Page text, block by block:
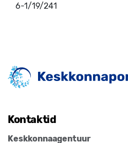
6-1/19/241
Kontaktid
Keskkonnaagentuur